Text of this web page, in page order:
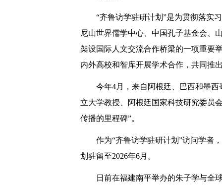
“齐鲁访学驻研计划”是为贯彻落实
尼山世界儒学中心、中国孔子基金会、
架设国际人文交流合作桥梁的一项重要
内外高校和智库开展学术合作，共同推
今年4月，来自阿根廷、巴西和墨
立大学教授、阿根廷国家科技研究委员
传播的里程碑”。
作为“齐鲁访学驻研计划”访问学者
划驻留至2026年6月。
日前在福建南平举办的朱子学与全